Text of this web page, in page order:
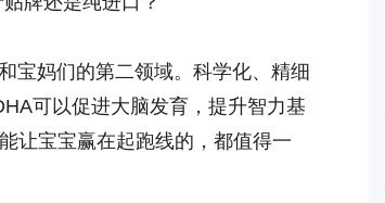
宝妈们的第二领域。科学化、精细
可以促进大脑发育，提升智力基
让宝宝赢在起跑线的，都值得一